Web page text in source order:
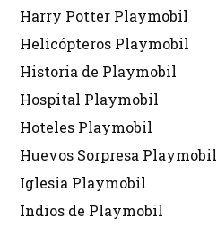
Harry Potter Playmobil
Helicópteros Playmobil
Historia de Playmobil
Hospital Playmobil
Hoteles Playmobil
Huevos Sorpresa Playmobil
Iglesia Playmobil
Indios de Playmobil